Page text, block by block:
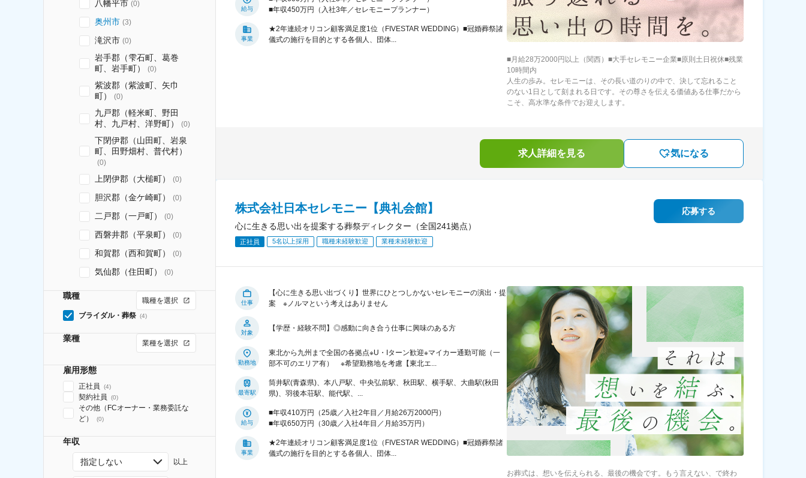
八幡平市 (0)
奥州市 (3)
滝沢市 (0)
岩手郡（雫石町、葛巻
町、岩手町）
(0)
紫波郡（紫波町、矢巾
町）
(0)
九戸郡（軽米町、野田
村、九戸村、洋野町）
(0)
下閉伊郡（山田町、岩泉
町、田野畑村、普代村）
(0)
上閉伊郡（大槌町） (0)
胆沢郡（金ケ崎町） (0)
二戸郡（一戸町） (0)
西磐井郡（平泉町） (0)
和賀郡（西和賀町） (0)
気仙郡（住田町） (0)
職種
職種を選択
ブライダル・葬祭 (4)
業種 業種を選択
雇用形態
正社員 (4)
契約社員 (0)
その他（FCオーナー・業務委託な
ど）
(0)
年収
指定しない 以上
給与
■年収450万円（入社3年／セレモニープランナー）
事業
★2年連続オリコン顧客満足度1位（FIVESTAR WEDDING）■冠婚葬祭諸
儀式の施行を目的とする各個人、団体...
■月給28万2000円以上（関西）■大手セレモニー企業■原則土日祝休■残業
10時間内
人生の歩み。セレモニーは、その長い道のりの中で、決して忘れること
のない1日として刻まれる日です。その尊さを伝える価値ある仕事だから
こそ、高水準な条件でお迎えします。
求人詳細を見る 気になる
株式会社日本セレモニー【典礼会館】
心に生きる思い出を提案する葬祭ディレクター（全国241拠点）
正社員 5名以上採用 職種未経験歓迎 業種未経験歓迎
応募する
仕事
【心に生きる思い出づくり】世界にひとつしかないセレモニーの演出・提
案 ※ノルマという考えはありません
対象
【学歴・経験不問】◎感動に向き合う仕事に興味のある方
勤務地
東北から九州まで全国の各拠点※U・Iターン歓迎※マイカー通勤可能（一
部不可のエリア有） ※希望勤務地を考慮【東北エ...
最寄駅
筒井駅(青森県)、本八戸駅、中央弘前駅、秋田駅、横手駅、大曲駅(秋田
県)、羽後本荘駅、能代駅、...
給与
■年収410万円（25歳／入社2年目／月給26万2000円）
■年収650万円（30歳／入社4年目／月給35万円）
事業
★2年連続オリコン顧客満足度1位（FIVESTAR WEDDING）■冠婚葬祭諸
儀式の施行を目的とする各個人、団体...
お葬式は、想いを伝えられる、最後の機会です。もう言えない、で終わ